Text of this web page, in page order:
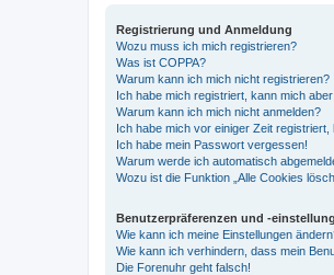
Registrierung und Anmeldung
Wozu muss ich mich registrieren?
Was ist COPPA?
Warum kann ich mich nicht registrieren?
Ich habe mich registriert, kann mich
Warum kann ich mich nicht anmelden?
Ich habe mich vor einiger Zeit
Ich habe mein Passwort vergessen!
Warum werde ich automatisch
Wozu ist die Funktion „Alle Cookies
Benutzerpräferenzen und -
Wie kann ich meine Einstellungen
Wie kann ich verhindern, dass mein
Die Forenuhr geht falsch!